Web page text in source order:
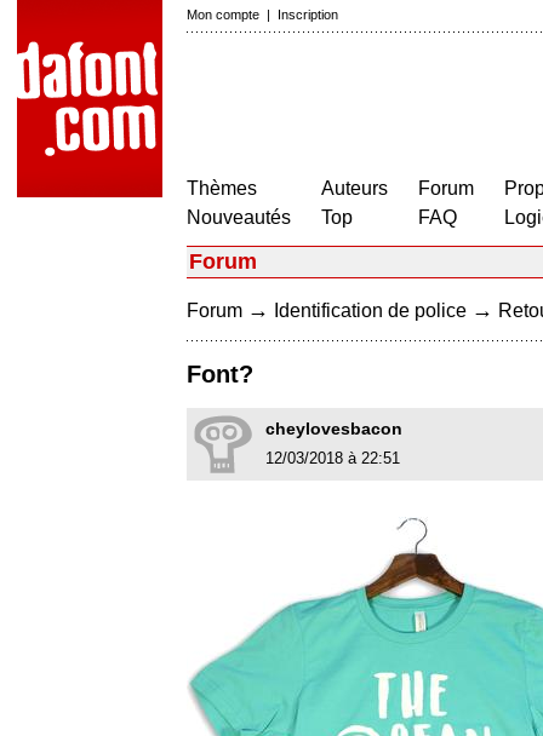
Mon compte | Inscription
Thèmes
Nouveautés
Auteurs
Top
Forum
FAQ
Forum
Forum → Identification de police →
Font?
cheylovesbacon
12/03/2018 à 22:51